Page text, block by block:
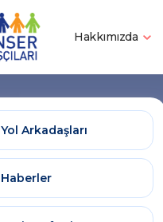
Hakkımızda
Yol Arkadaşları
Haberler